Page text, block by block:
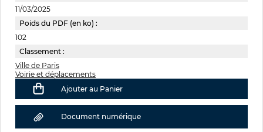
11/03/2025
Poids du PDF (en ko) :
102
Classement :
Ville de Paris
Voirie et déplacements
Ajouter au Panier
Document numérique